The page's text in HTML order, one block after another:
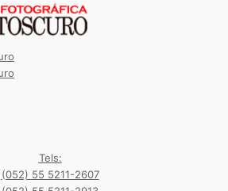
Tels:
(052) 55 5211-2607